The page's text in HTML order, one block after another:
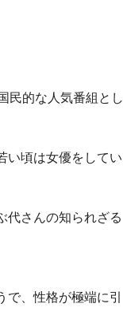
民的な人気番組とし
い頃は女優をしてい
代さんの知られざる
で、性格が極端に引